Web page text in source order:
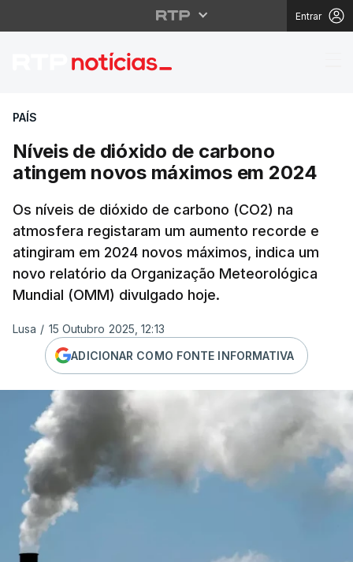
Entrar
Níveis de dióxido de
PAÍS
Níveis de dióxido de carbono
atingem novos máximos em 2024
Os níveis de dióxido de carbono (CO2) na
atmosfera registaram um aumento recorde e
atingiram em 2024 novos máximos, indica um
novo relatório da Organização Meteorológica
Mundial (OMM) divulgado hoje.
Lusa / 15 Outubro 2025, 12:13
ADICIONAR COMO FONTE INFORMATIVA